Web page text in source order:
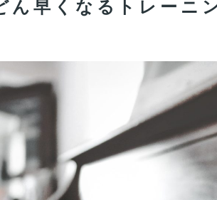
ん早くなるトレーニ